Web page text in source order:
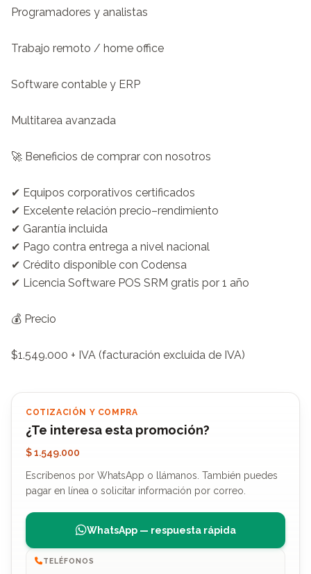
Programadores y analistas
Trabajo remoto / home office
Software contable y ERP
Multitarea avanzada
🚀 Beneficios de comprar con nosotros
✔ Equipos corporativos certificados
✔ Excelente relación precio–rendimiento
✔ Garantía incluida
✔ Pago contra entrega a nivel nacional
✔ Crédito disponible con Codensa
✔ Licencia Software POS SRM gratis por 1 año
💰 Precio
$1.549.000 + IVA (facturación excluida de IVA)
COTIZACIÓN Y COMPRA
¿Te interesa esta promoción?
$ 1.549.000
Escríbenos por WhatsApp o llámanos. También puedes
pagar en línea o solicitar información por correo.
WhatsApp — respuesta rápida
TELÉFONOS